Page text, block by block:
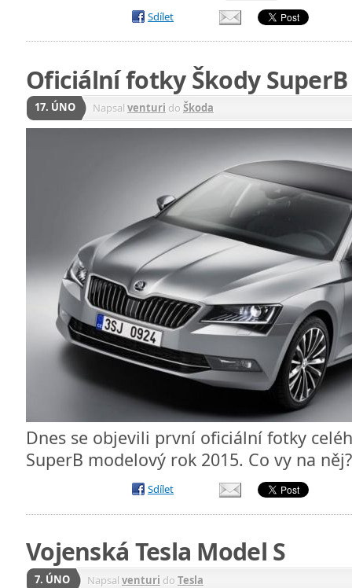
Sdílet
Oficiální fotky Škody SuperB
17. ÚNO Napsal venturi do Škoda
Dnes se objevili první oficiální fotky
SuperB modelový rok 2015. Co vy na
Sdílet
Vojenská Tesla Model S
7. ÚNO Napsal venturi do Tesla